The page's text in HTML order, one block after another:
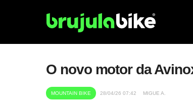
O novo motor da
MOUNTAIN BIKE 28/04/26 07:42 MIGUE A.